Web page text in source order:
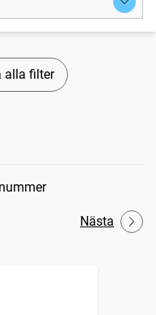
alla filter
Nästa